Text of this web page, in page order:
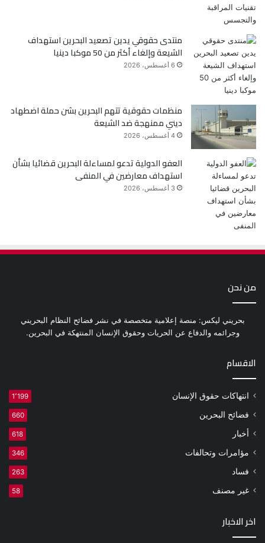
منتدى حقوقي يدين تصعيد البحرين استهداف
الشيعة وإلغاء أكثر من 50 موكبا دينيا
6 أغسطس، 2026
منظمات حقوقية تتهم البحرين بشن حملة اضطهاد
ديني ممنهجة ضد الشيعة
4 أغسطس، 2026
العفو الدولية تدعو لمساءلة البحرين قضائيا بشأن
استهداف معارضين في المنفى
3 أغسطس، 2026
من نحن
بحريني ليكس: منصة إعلامية متخصصة في نشر فضائح النظام البحريني
وجرائمه والدفاع عن الحريات وحقوق الإنسان المنتهكة في البحرين.
الاقسام
انتهاكات حقوق الإنسان 1٬199
فضائح البحرين 660
أخبار 618
مؤامرات وتحالفات 346
فساد 263
غير مصنف 58
اخر الاخبار